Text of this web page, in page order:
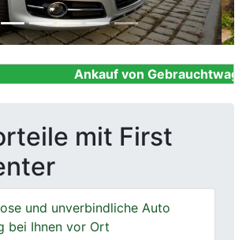
Ankauf von
mit First
und unverbindliche Auto
bei Ihnen vor Ort